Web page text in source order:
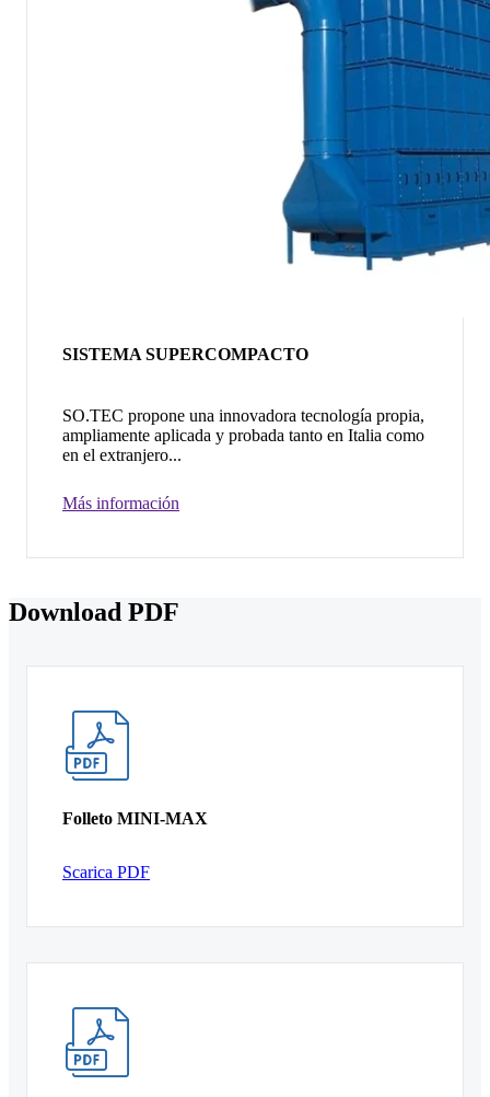
SISTEMA SUPERCOMPACTO
SO.TEC propone una innovadora tecnología propia,
ampliamente aplicada y probada tanto en Italia como
en el extranjero...
Más información
Download PDF
Folleto MINI-MAX
Scarica PDF